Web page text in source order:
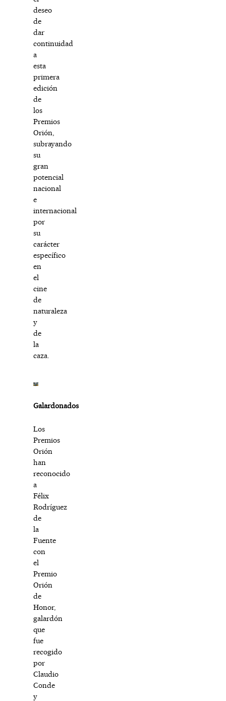
deseo
de
dar
continuidad
a
esta
primera
edición
de
los
Premios
Orión,
subrayando
su
gran
potencial
nacional
e
internacional
por
su
carácter
específico
en
el
cine
de
naturaleza
y
de
la
caza.
Galardonados
Los
Premios
Orión
han
reconocido
a
Félix
Rodríguez
de
la
Fuente
con
el
Premio
Orión
de
Honor,
galardón
que
fue
recogido
por
Claudio
Conde
y